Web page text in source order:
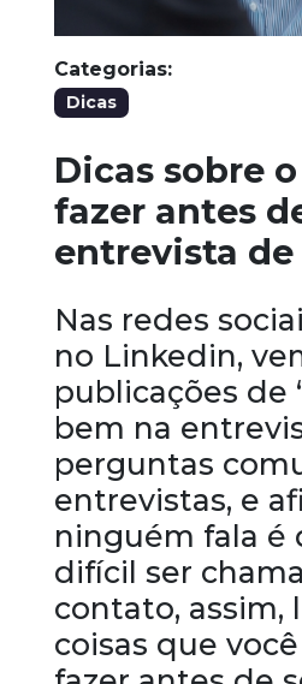
Categorias:
Dicas
Dicas sobre
fazer antes
entrevista de
Nas redes
no Linkedin,
publicações de
bem na
perguntas
entrevistas, e
ninguém fala é
difícil ser
contato, assim,
coisas que